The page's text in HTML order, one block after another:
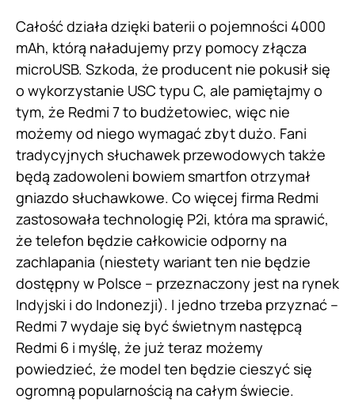
Całość działa dzięki baterii o pojemności 4000
mAh, którą naładujemy przy pomocy złącza
microUSB. Szkoda, że producent nie pokusił się
o wykorzystanie USC typu C, ale pamiętajmy o
tym, że Redmi 7 to budżetowiec, więc nie
możemy od niego wymagać zbyt dużo. Fani
tradycyjnych słuchawek przewodowych także
będą zadowoleni bowiem smartfon otrzymał
gniazdo słuchawkowe. Co więcej firma Redmi
zastosowała technologię P2i, która ma sprawić,
że telefon będzie całkowicie odporny na
zachlapania (niestety wariant ten nie będzie
dostępny w Polsce – przeznaczony jest na rynek
Indyjski i do Indonezji). I jedno trzeba przyznać –
Redmi 7 wydaje się być świetnym następcą
Redmi 6 i myślę, że już teraz możemy
powiedzieć, że model ten będzie cieszyć się
ogromną popularnością na całym świecie.